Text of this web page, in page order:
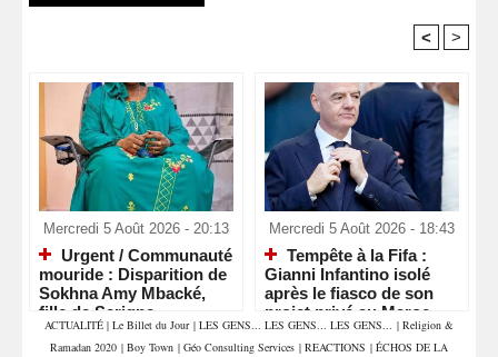
< >
Mercredi 5 Août 2026 - 20:13
Urgent / Communauté
mouride : Disparition de
Sokhna Amy Mbacké,
fille de Serigne
Mountakha Mbacké
Mercredi 5 Août 2026 - 18:43
Tempête à la Fifa :
Gianni Infantino isolé
après le fiasco de son
projet privé au Maroc
ACTUALITÉ | Le Billet du Jour | LES GENS... LES GENS... LES GENS... | Religion &
Ramadan 2020 | Boy Town | Géo Consulting Services | REACTIONS | ÉCHOS DE LA